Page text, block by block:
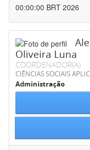
00:00:00 BRT 2026
Oliveira Luna
COORDENADOR(A)
CIÊNCIAS SOCIAIS
Administração